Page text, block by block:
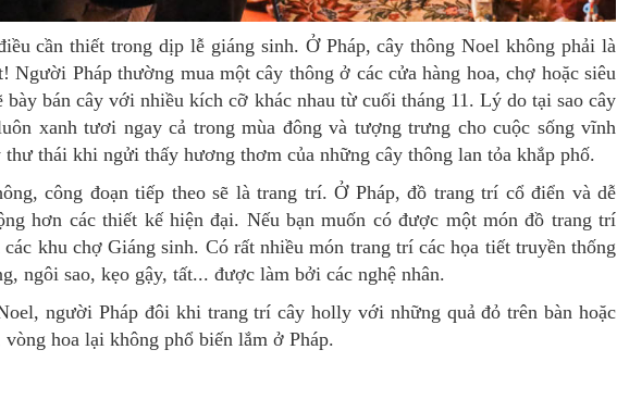
Người Pháp thường mua một cây thông ở các cửa hàng hoa, chợ hoặc siêu
bán cây với nhiều kích cỡ khác nhau từ cuối tháng 11. Lý do tại sao cây
xanh tươi ngay cả trong mùa đông và tượng trưng cho cuộc sống vĩnh
thư thái khi ngửi thấy hương thơm của những cây thông lan tỏa khắp phố.
hơn các thiết kế hiện đại. Nếu bạn muốn có được một món đồ trang trí
các khu chợ Giáng sinh. Có rất nhiều món trang trí các họa tiết truyền thống
ngôi sao, kẹo gậy, tất... được làm bởi các nghệ nhân.
hoa lại không phổ biến lắm ở Pháp.